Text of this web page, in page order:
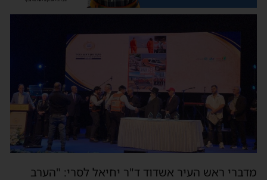
מדברי ראש העיר אשדוד ד"ר יחיאל לסרי: "הערב